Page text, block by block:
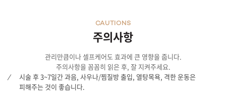
주의사항
CAUTIONS
관리만큼이나 셀프케어도 효과에 큰 영향을 줍니다.
주의사항을 꼼꼼히 읽은 후, 잘 지켜주세요.
시술 후 3~7일간 과음, 사우나/찜질방 출입, 열탕목욕, 격한 운동은
피해주는 것이 좋습니다.